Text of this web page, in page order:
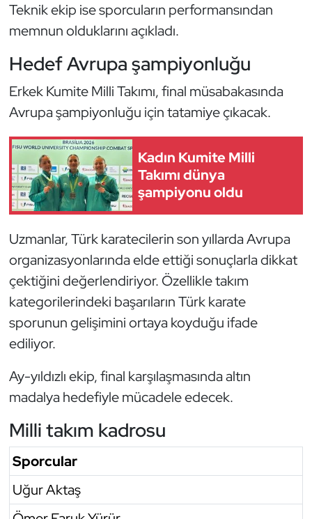
Teknik ekip ise sporcuların performansından
memnun olduklarını açıkladı.
Hedef Avrupa şampiyonluğu
Erkek Kumite Milli Takımı, final müsabakasında
Avrupa şampiyonluğu için tatamiye çıkacak.
Kadın Kumite Milli
Takımı dünya
şampiyonu oldu
Uzmanlar, Türk karatecilerin son yıllarda Avrupa
organizasyonlarında elde ettiği sonuçlarla dikkat
çektiğini değerlendiriyor. Özellikle takım
kategorilerindeki başarıların Türk karate
sporunun gelişimini ortaya koyduğu ifade
ediliyor.
Ay-yıldızlı ekip, final karşılaşmasında altın
madalya hedefiyle mücadele edecek.
Milli takım kadrosu
Sporcular
Uğur Aktaş
Masa Tenisi
Motor Sporları
Muay Thai
Okçuluk
Optimist
Özel Sporcular
Paralimpik
Ragbi
Satranç
Su Topu
Sualtı Sporları
Tekvando
Tenis